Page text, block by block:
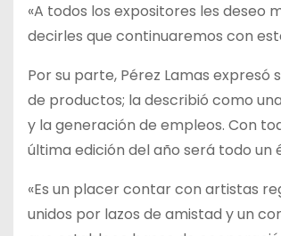
«A todos los expositores les
decirles que continuaremos con
Por su parte, Pérez Lamas
de productos; la describió como
y la generación de empleos. Con
última edición del año será todo un
«Es un placer contar con artistas
unidos por lazos de amistad y un